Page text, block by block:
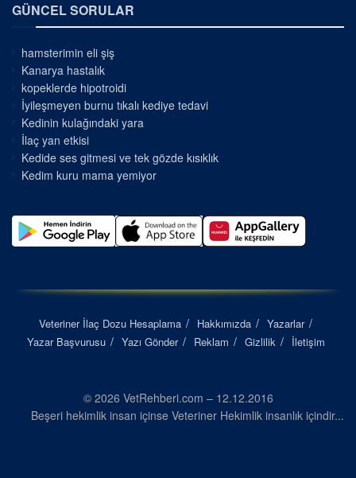
GÜNCEL SORULAR
hamsterimin eli şiş
Kanarya hastalık
kopeklerde hipotroidi
İyileşmeyen burnu tıkalı kediye tedavi
Kedinin kulağındaki yara
İlaç yan etkisi
Kedide ses gitmesi ve tek gözde kısıklık
Kedim kuru mama yemiyor
Veteriner İlaç Dozu Hesaplama Hakkımızda
Yazarlar
Yazar Başvurusu
Yazı Gönder Reklam Gizlilik İletişim
© 2026 VetRehberi.com – 12.12.2016
Beşeri hekimlik insan içinse Veteriner Hekimlik insanlık içindir...